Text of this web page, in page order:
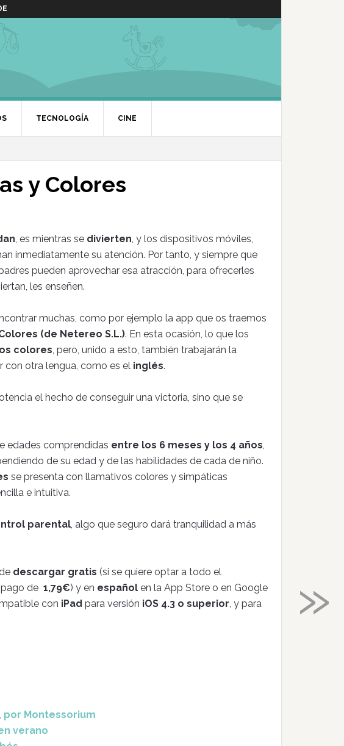
TECNOLOGÍA CINE
y Colores
, es mientras se divierten, y los dispositivos móviles,
inmediatamente su atención. Por tanto, y siempre que
pueden aprovechar esa atracción, para ofrecerles
les enseñen.
muchas, como por ejemplo la app que os traemos
(de Netereo S.L.). En esta ocasión, lo que los
colores, pero, unido a esto, también trabajarán la
con otra lengua, como es el inglés.
el hecho de conseguir una victoria, sino que se
edades comprendidas entre los 6 meses y los 4 años,
de su edad y de las habilidades de cada de niño.
se presenta con llamativos colores y simpáticas
e intuitiva.
parental, algo que seguro dará tranquilidad a más
descargar gratis (si se quiere optar a todo el
de 1,79€) y en español en la App Store o en Google
con iPad para versión iOS 4.3 o superior, y para
por Montessorium
verano
»